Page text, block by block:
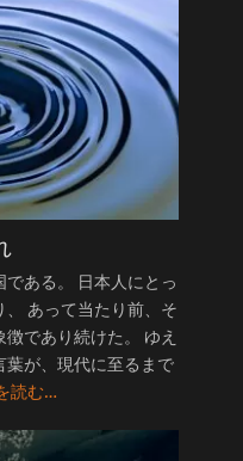
ある。 日本人にとっ
あって当たり前、そ
であり続けた。 ゆえ
葉が、現代に至るまで
読む…